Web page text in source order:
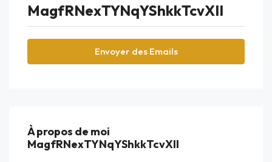
MagfRNexTYNqYShkkTcvXII
Envoyer des Emails
À propos de moi
MagfRNexTYNqYShkkTcvXII